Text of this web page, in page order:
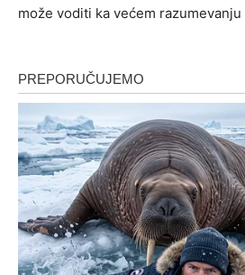
može voditi ka većem